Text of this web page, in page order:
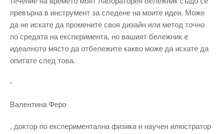
превърна в инструмент за следене на моите идеи. Може
да не искате да промените своя дизайн или метод точно
по средата на експеримента, но вашият бележник е
идеалното място да отбележите какво може да искате да
опитате след това.
-
Валентина Феро
, доктор по експериментална физика и научен илюстратор